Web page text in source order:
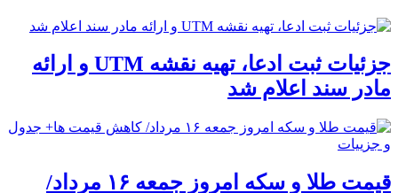
جزئیات ثبت ادعا، تهیه نقشه UTM و ارائه
مادر سند اعلام شد
قیمت طلا و سکه امروز جمعه ۱۶ مرداد/